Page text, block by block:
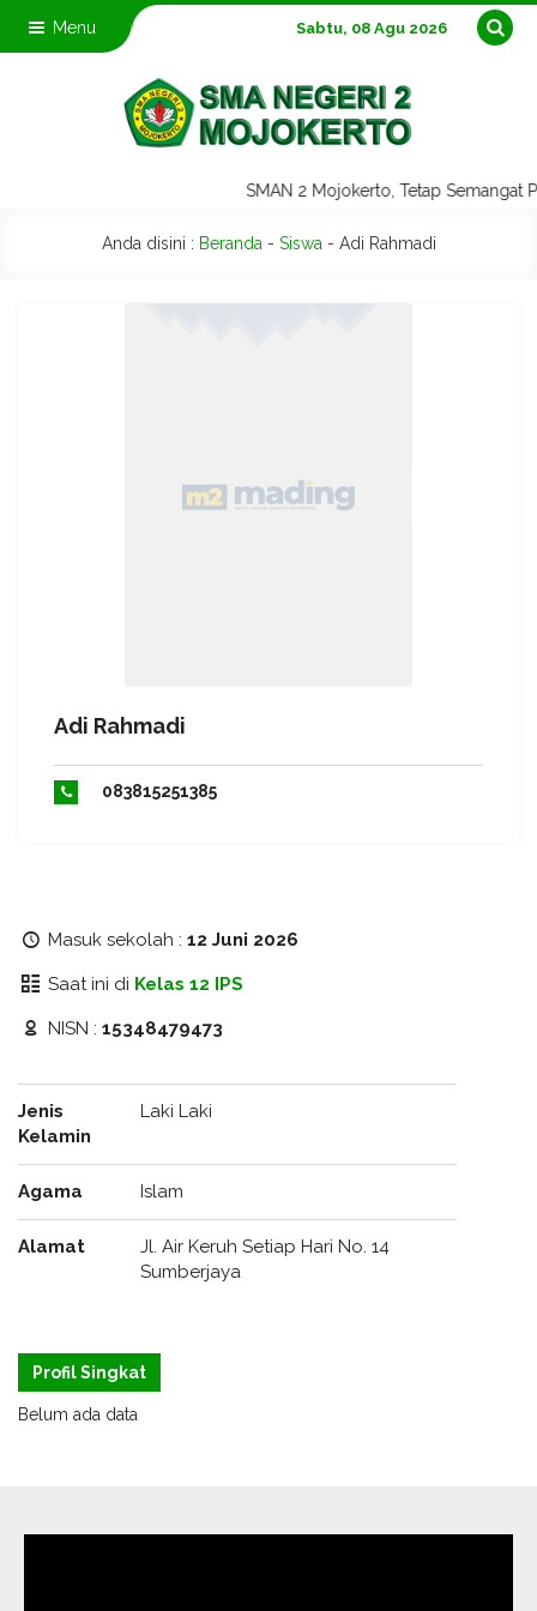
Menu Sabtu, 08 Agu 2026
SMAN 2 Mojokerto, Tetap
Anda disini : Beranda - Siswa - Adi Rahmadi
Adi Rahmadi
083815251385
Masuk sekolah : 12 Juni 2026
Saat ini di Kelas 12 IPS
NISN : 15348479473
Jenis
Kelamin
Laki Laki
Agama Islam
Alamat
Jl. Air Keruh Setiap Hari No. 14
Sumberjaya
Profil Singkat
Belum ada data